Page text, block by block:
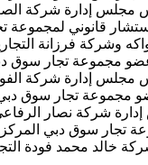
مجلس إدارة شركة
قانوني لمجموعة
وشركة فرزانة
مجموعة تجار سوق
مجلس إدارة شركة
مجموعة تجار سوق
شركة نصار الرفاعي
تجار سوق دبي
خالد محمد فودة